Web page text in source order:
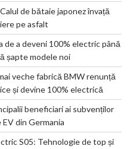
de bătaie japonez învață
pe asfalt
de a deveni 100% electric până
șapte modele noi
veche fabrică BMW renunță
și devine 100% electrică
beneficiari ai subvenților
din Germania
S05: Tehnologie de top și